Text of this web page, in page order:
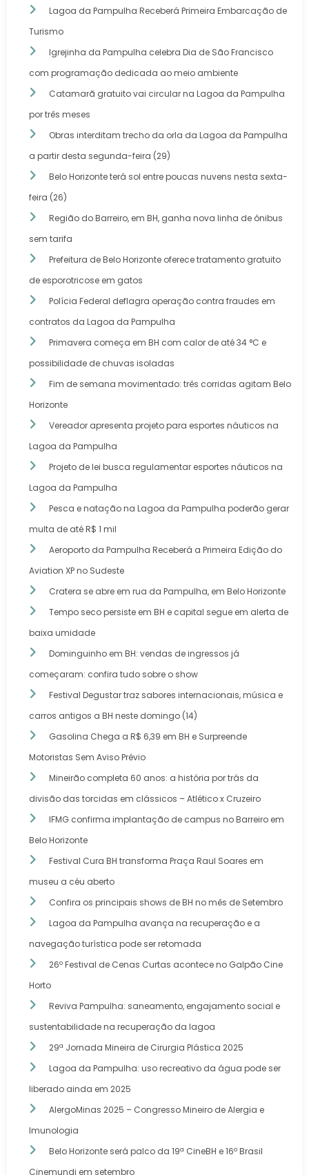
Lagoa da Pampulha Receberá Primeira Embarcação de
Turismo
Igrejinha da Pampulha celebra Dia de São Francisco
com programação dedicada ao meio ambiente
Catamarã gratuito vai circular na Lagoa da Pampulha
por três meses
Obras interditam trecho da orla da Lagoa da Pampulha
a partir desta segunda-feira (29)
Belo Horizonte terá sol entre poucas nuvens nesta sexta-
feira (26)
Região do Barreiro, em BH, ganha nova linha de ônibus
sem tarifa
Prefeitura de Belo Horizonte oferece tratamento gratuito
de esporotricose em gatos
Polícia Federal deflagra operação contra fraudes em
contratos da Lagoa da Pampulha
Primavera começa em BH com calor de até 34 °C e
possibilidade de chuvas isoladas
Fim de semana movimentado: três corridas agitam Belo
Horizonte
Vereador apresenta projeto para esportes náuticos na
Lagoa da Pampulha
Projeto de lei busca regulamentar esportes náuticos na
Lagoa da Pampulha
Pesca e natação na Lagoa da Pampulha poderão gerar
multa de até R$ 1 mil
Aeroporto da Pampulha Receberá a Primeira Edição do
Aviation XP no Sudeste
Cratera se abre em rua da Pampulha, em Belo Horizonte
Tempo seco persiste em BH e capital segue em alerta de
baixa umidade
Dominguinho em BH: vendas de ingressos já
começaram: confira tudo sobre o show
Festival Degustar traz sabores internacionais, música e
carros antigos a BH neste domingo (14)
Gasolina Chega a R$ 6,39 em BH e Surpreende
Motoristas Sem Aviso Prévio
Mineirão completa 60 anos: a história por trás da
divisão das torcidas em clássicos – Atlético x Cruzeiro
IFMG confirma implantação de campus no Barreiro em
Belo Horizonte
Festival Cura BH transforma Praça Raul Soares em
museu a céu aberto
Confira os principais shows de BH no mês de Setembro
Lagoa da Pampulha avança na recuperação e a
navegação turística pode ser retomada
26º Festival de Cenas Curtas acontece no Galpão Cine
Horto
Reviva Pampulha: saneamento, engajamento social e
sustentabilidade na recuperação da lagoa
29ª Jornada Mineira de Cirurgia Plástica 2025
Lagoa da Pampulha: uso recreativo da água pode ser
liberado ainda em 2025
AlergoMinas 2025 – Congresso Mineiro de Alergia e
Imunologia
Belo Horizonte será palco da 19ª CineBH e 16º Brasil
Cinemundi em setembro